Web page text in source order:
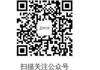
扫描关注公众号